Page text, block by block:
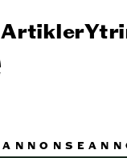
Artikler